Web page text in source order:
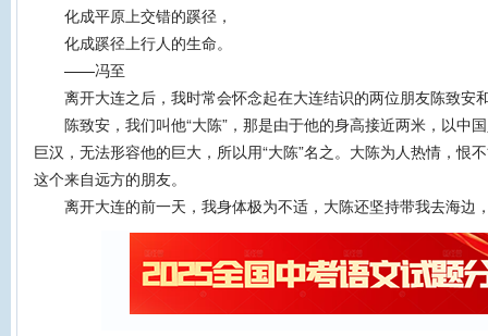
化成平原上交错的蹊径，
化成蹊径上行人的生命。
——冯至
离开大连之后，我时常会怀念起在大连结识的两位朋友陈致安
陈致安，我们叫他“大陈”，那是由于他的身高接近两米，以中
巨汉，无法形容他的巨大，所以用“大陈”名之。大陈为人热情，恨
这个来自远方的朋友。
离开大连的前一天，我身体极为不适，大陈还坚持带我去海边